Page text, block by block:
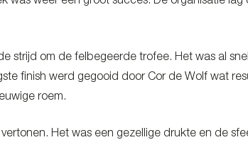
strijd om de felbegeerde trofee. Het was al
finish werd gegooid door Cor de Wolf wat
roem.
Het was een gezellige drukte en de